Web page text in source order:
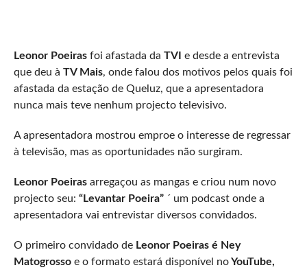
Leonor Poeirasfoi afastada da TVI e desde a entrevista
que deu à TV Mais, onde falou dos motivos pelos quais foi
afastada da estação de Queluz, que a apresentadora
nunca mais teve nenhum projecto televisivo.
A apresentadora mostrou emproe o interesse de regressar
à televisão, mas as oportunidades não surgiram.
Leonor Poeirasarregaçou as mangas e criou num novo
projecto seu: “Levantar Poeira”´ um podcast onde a
apresentadora vai entrevistar diversos convidados.
O primeiro convidado de Leonor Poeiras é Ney
Matogrossoe o formato estará disponível noYouTube,